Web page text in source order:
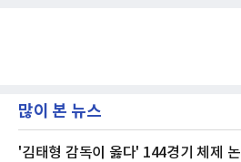
많이 본 뉴스
'김태형 감독이 옳다' 144경기 체제 논